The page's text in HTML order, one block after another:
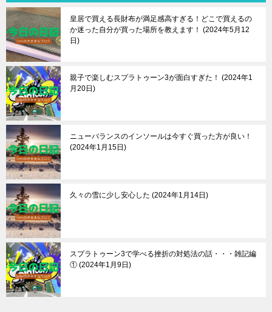
皇居で買える長財布が満足感高すぎる！どこで買えるの
か迷った自分が買った場所を教えます！
2024年5月12
日
親子で楽しむスプラトゥーン3が面白すぎた！
2024年1
月20日
ニューバランスのインソールは今すぐ買った方が良い！
2024年1月15日
久々の雪に少し安心した 2024年1月14日
スプラトゥーン3で学べる挫折の対処法の話・・・雑記編
① 2024年1月9日